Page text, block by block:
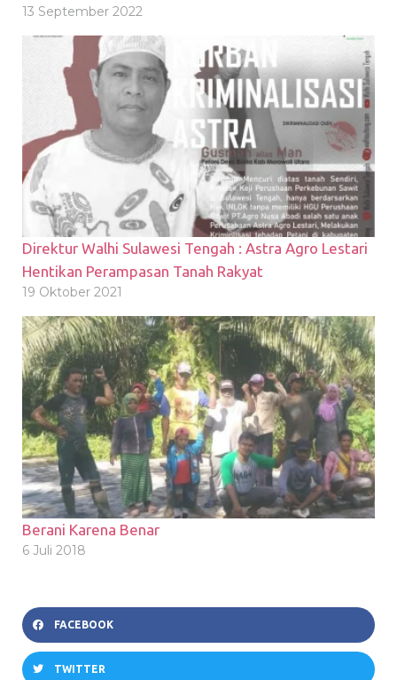
13 September 2022
Direktur Walhi Sulawesi Tengah : Astra Agro Lestari
Hentikan Perampasan Tanah Rakyat
19 Oktober 2021
Berani Karena Benar
6 Juli 2018
FACEBOOK
TWITTER